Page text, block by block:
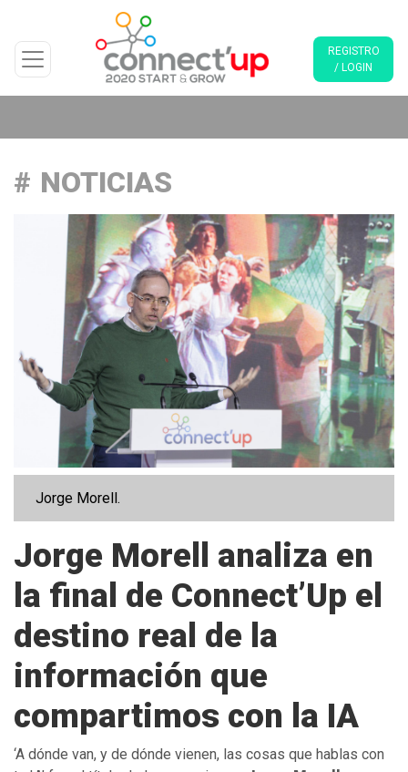
REGISTRO
/ LOGIN
NOTICIAS
Jorge Morell.
Jorge Morell analiza en
la final de Connect’Up el
destino real de la
información que
compartimos con la IA
‘A dónde van, y de dónde vienen, las cosas que hablas con